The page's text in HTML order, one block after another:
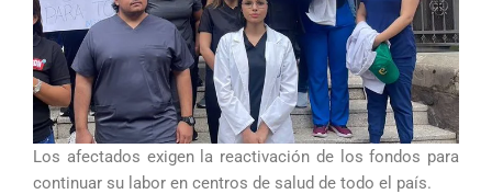
Los afectados exigen la reactivación de los fondos para
continuar su labor en centros de salud de todo el país.